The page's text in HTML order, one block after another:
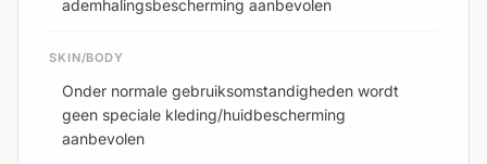
ademhalingsbescherming aanbevolen
SKIN/BODY
Onder normale gebruiksomstandigheden wordt
geen speciale kleding/huidbescherming
aanbevolen